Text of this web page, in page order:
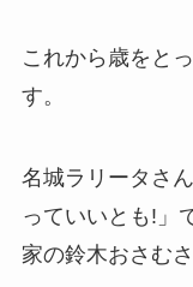
これから歳をと
す。
名城ラリータさ
っていいとも!」
家の鈴木おさむ